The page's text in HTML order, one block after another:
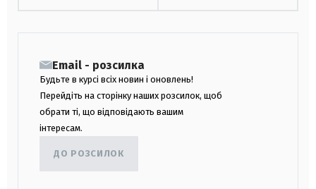
Email - розсилка
Будьте в курсі всіх новин і оновлень!
Перейдіть на сторінку наших розсилок, щоб
обрати ті, що відповідають вашим
інтересам.
ДО РОЗСИЛОК